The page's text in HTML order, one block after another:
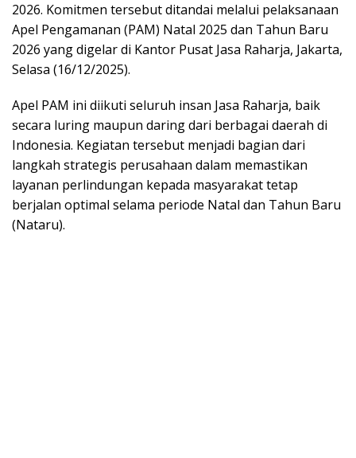
2026. Komitmen tersebut ditandai melalui pelaksanaan
Apel Pengamanan (PAM) Natal 2025 dan Tahun Baru
2026 yang digelar di Kantor Pusat Jasa Raharja, Jakarta,
Selasa (16/12/2025).
Apel PAM ini diikuti seluruh insan Jasa Raharja, baik
secara luring maupun daring dari berbagai daerah di
Indonesia. Kegiatan tersebut menjadi bagian dari
langkah strategis perusahaan dalam memastikan
layanan perlindungan kepada masyarakat tetap
berjalan optimal selama periode Natal dan Tahun Baru
(Nataru).